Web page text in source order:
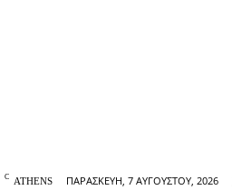
C ATHENS ΠΑΡΑΣΚΕΥΉ, 7 ΑΥΓΟΎΣΤΟΥ, 2026